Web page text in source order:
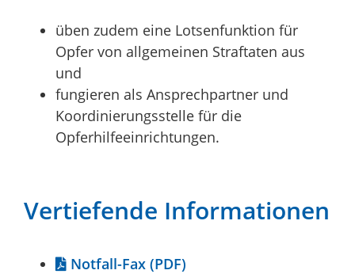
üben zudem eine Lotsenfunktion für
Opfer von allgemeinen Straftaten aus
und
fungieren als Ansprechpartner und
Koordinierungsstelle für die
Opferhilfeeinrichtungen.
Vertiefende Informationen
Notfall-Fax (PDF)